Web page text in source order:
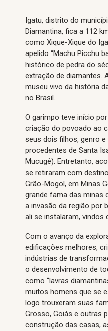
Igatu, distrito do
Diamantina, fica a 112
como Xique-Xique do
apelido “Machu Picchu
histórico de pedra do
extração de diamantes.
museu vivo da história
no Brasil.
O garimpo teve início
criação do povoado ao
seus dois filhos, genro
procedentes de Santa
Mucugê). Entretanto,
se retiraram com
Grão-Mogol, em Minas
grande fama das minas
a invasão da região por
ali se instalaram, vindos
Com o avanço da
edificações melhores,
indústrias de
o desenvolvimento de
como “lavras
muitos homens que se
logo trouxeram suas
Grosso, Goiás e outras
construção das casas,